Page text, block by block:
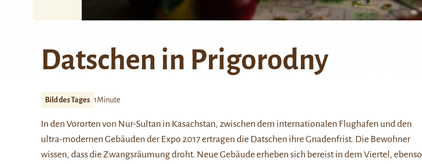
Datschen in Prigorodny
Bild des Tages 1Minute
In den Vororten von Nur-Sultan in Kasachstan, zwischen dem internationalen Flughafen und den
ultra-modernen Gebäuden derExpo 2017ertragen die Datschen ihre Gnadenfrist. Die Bewohner
wissen, dass die Zwangsräumung droht. Neue Gebäude erheben sich bereist in dem Viertel, ebenso